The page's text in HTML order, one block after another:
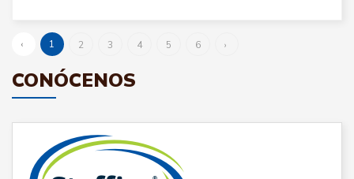
‹ 1 2 3 4 5 6 ›
CONÓCENOS